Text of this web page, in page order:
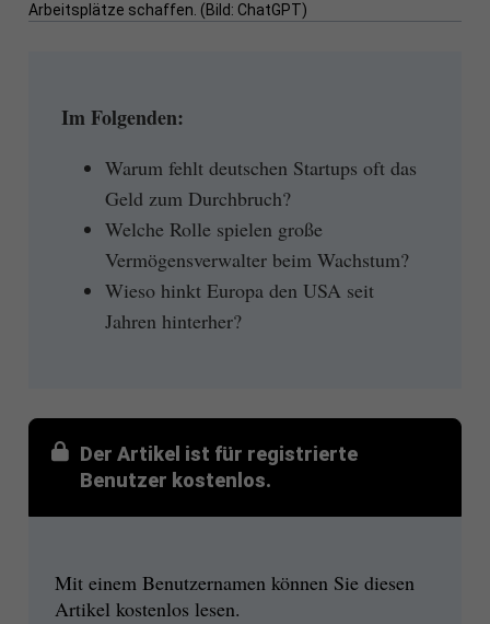
Arbeitsplätze schaffen. (Bild: ChatGPT)
Im Folgenden:
Warum fehlt deutschen Startups oft das
Geld zum Durchbruch?
Welche Rolle spielen große
Vermögensverwalter beim Wachstum?
Wieso hinkt Europa den USA seit
Jahren hinterher?
Der Artikel ist für registrierte
Benutzer kostenlos.
Mit einem Benutzernamen können Sie diesen
Artikel kostenlos lesen.